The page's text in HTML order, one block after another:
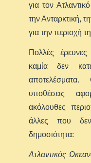
για τον
την Ανταρκτική,
για την περιοχή
Πολλές
καμία δεν
υποθέσεις
ακόλουθες
άλλες που
δημοσιότητα:
Ατλαντικός